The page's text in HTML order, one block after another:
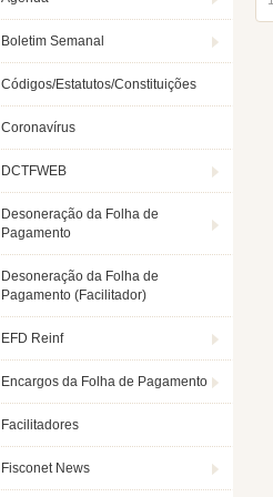
Boletim Semanal
Códigos/Estatutos/Constituições
Coronavírus
DCTFWEB
Desoneração da Folha de
Pagamento
Desoneração da Folha de
Pagamento (Facilitador)
EFD Reinf
Encargos da Folha de Pagamento
Facilitadores
Fisconet News